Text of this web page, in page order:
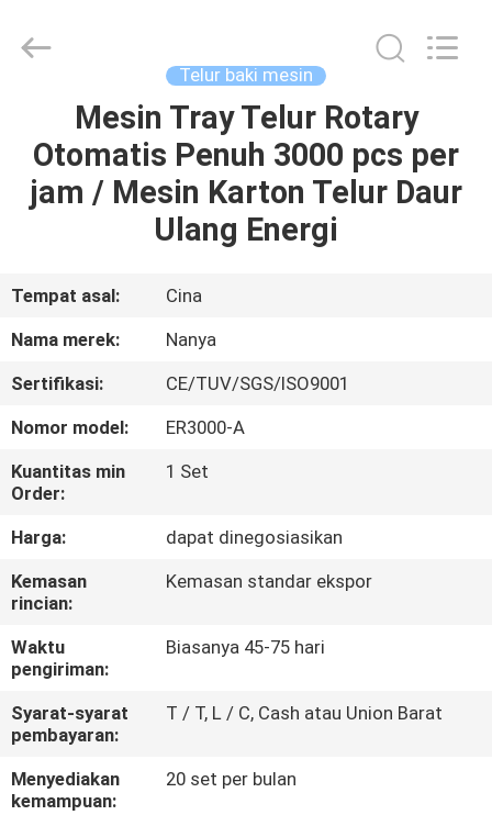
RUMAH
PRODUK
TAMPILAN
TENTANG
KAMI
TUR
PABRIK
KONTROL
KUALITAS
HUBUNGI
KAMI
Equipment
Telur baki mesin
Mesin Tray Telur Rotary
Otomatis Penuh 3000 pcs per
jam / Mesin Karton Telur Daur
Ulang Energi
Tempat asal:
Cina
Nama merek:
Nanya
Sertifikasi:
CE/TUV/SGS/ISO9001
Nomor model:
ER3000-A
Kuantitas min
Order:
1 Set
Harga:
dapat dinegosiasikan
Kemasan
rincian:
Kemasan standar ekspor
Waktu
pengiriman:
Biasanya 45-75 hari
Syarat-syarat
pembayaran:
T / T, L / C, Cash atau Union Barat
Menyediakan
kemampuan:
20 set per bulan